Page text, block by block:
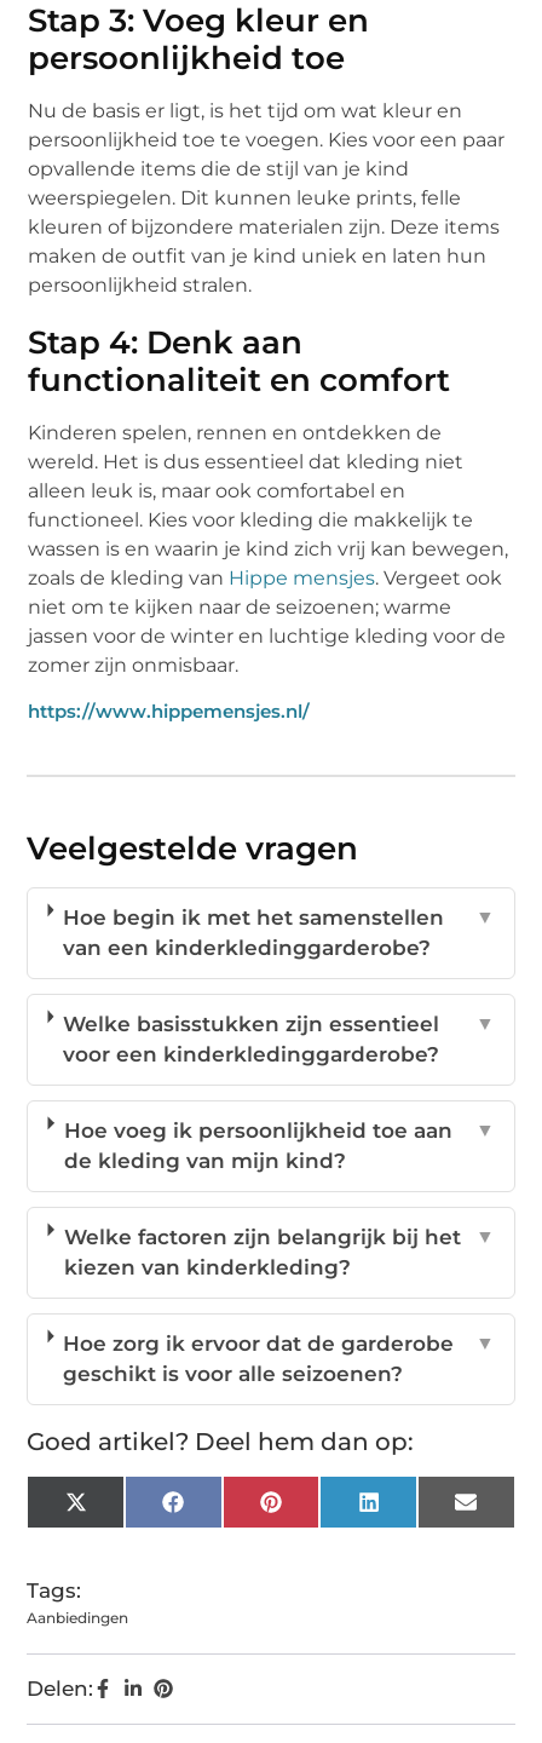
Stap 3: Voeg kleur en
persoonlijkheid toe
Nu de basis er ligt, is het tijd om wat kleur en
persoonlijkheid toe te voegen. Kies voor een paar
opvallende items die de stijl van je kind
weerspiegelen. Dit kunnen leuke prints, felle
kleuren of bijzondere materialen zijn. Deze items
maken de outfit van je kind uniek en laten hun
persoonlijkheid stralen.
Stap 4: Denk aan
functionaliteit en comfort
Kinderen spelen, rennen en ontdekken de
wereld. Het is dus essentieel dat kleding niet
alleen leuk is, maar ook comfortabel en
functioneel. Kies voor kleding die makkelijk te
wassen is en waarin je kind zich vrij kan bewegen,
zoals de kleding van Hippe mensjes. Vergeet ook
niet om te kijken naar de seizoenen; warme
jassen voor de winter en luchtige kleding voor de
zomer zijn onmisbaar.
https://www.hippemensjes.nl/
Veelgestelde vragen
Hoe begin ik met het samenstellen
van een kinderkledinggarderobe?
▼
Welke basisstukken zijn essentieel
voor een kinderkledinggarderobe?
▼
Hoe voeg ik persoonlijkheid toe aan
de kleding van mijn kind?
▼
Welke factoren zijn belangrijk bij het
kiezen van kinderkleding?
▼
Hoe zorg ik ervoor dat de garderobe
geschikt is voor alle seizoenen?
▼
Goed artikel? Deel hem dan op:
X
(Twitter)
FacebookPinterest LinkedIn Email
Tags:
Aanbiedingen
Delen: